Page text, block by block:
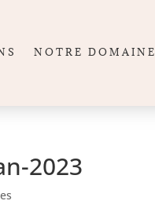
NOTRE DOMAINE
2023